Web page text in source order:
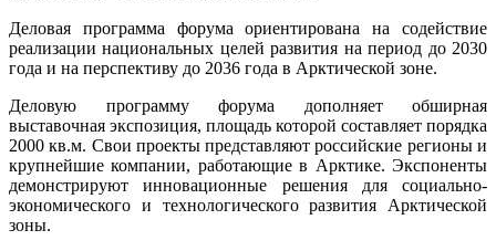
Деловая программа форума ориентирована на содействие
реализации национальных целей развития на период до 2030
года и на перспективу до 2036 года в Арктической зоне.
Деловую программу форума дополняет обширная
выставочная экспозиция, площадь которой составляет порядка
2000 кв.м. Свои проекты представляют российские регионы и
крупнейшие компании, работающие в Арктике. Экспоненты
демонстрируют инновационные решения для социально-
экономического и технологического развития Арктической
зоны.